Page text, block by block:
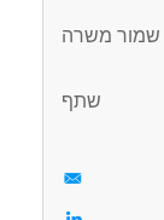
שמור משרה
שתף